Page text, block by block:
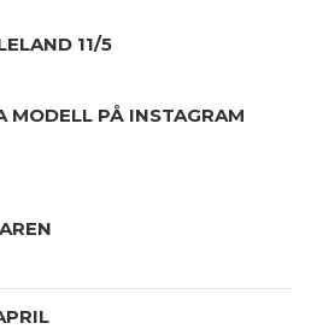
11/5
MODELL PÅ INSTAGRAM